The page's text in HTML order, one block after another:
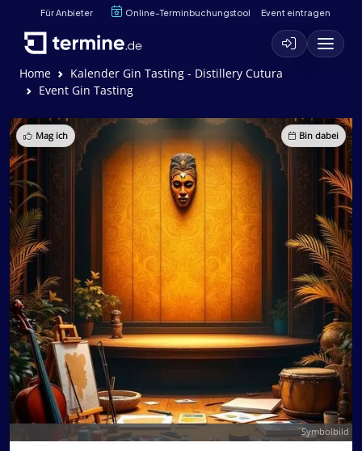
Für Anbieter Online-Terminbuchungstool Event eintragen
Home
Kalender Gin Tasting - Distillery Cutura
Event Gin Tasting
Mag ich Bin dabei
Symbolbild